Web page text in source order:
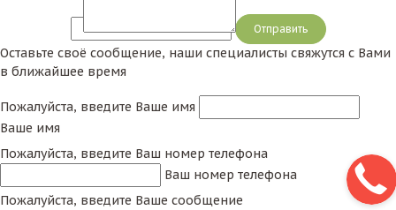
Сообщение
Оставьте своё сообщение, наши специалисты свяжутся с Вами
в ближайшее время
Пожалуйста, введите Ваше имя
Ваше имя
Пожалуйста, введите Ваш номер телефона
Ваш номер телефона
Пожалуйста, введите Ваше сообщение